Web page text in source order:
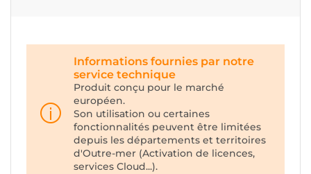
Informations fournies par notre
service technique
Produit conçu pour le marché
européen.
Son utilisation ou certaines
fonctionnalités peuvent être limitées
depuis les départements et territoires
d'Outre-mer (Activation de licences,
services Cloud...).